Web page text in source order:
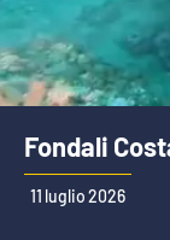
Fondali
11 luglio 2026